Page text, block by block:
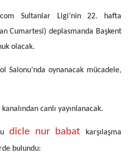
Sultanlar Ligi’nin 22. hafta
Cumartesi) deplasmanda Başkent
olacak.
Salonu’nda oynanacak mücadele,
canlı yayınlanacak.
dicle nur babat
karşılaşma
bulundu: